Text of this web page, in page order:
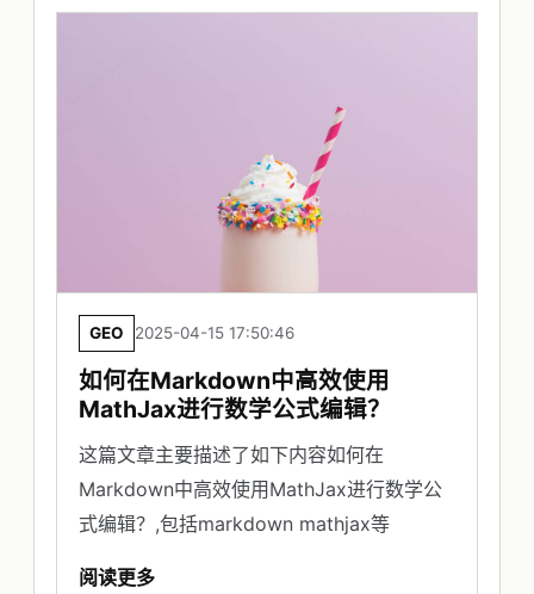
GEO 2025-04-15 17:50:46
如何在Markdown中高效使用
MathJax进行数学公式编辑？
这篇文章主要描述了如下内容如何在
Markdown中高效使用MathJax进行数学公
式编辑？,包括markdown mathjax等
阅读更多